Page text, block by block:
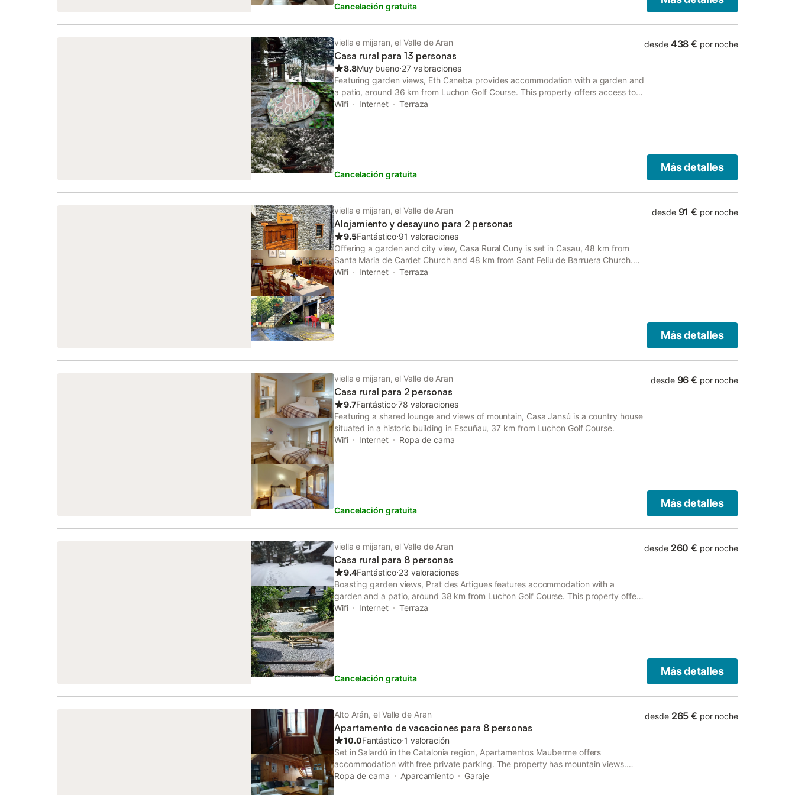
Cancelación gratuita
viella e mijaran, el Valle de Aran
Casa rural para 13 personas
8.8Muy bueno⋅27 valoraciones
Featuring garden views, Eth Caneba provides accommodation with a garden and
a patio, around 36 km from Luchon Golf Course. This property offers access to a
terrace, a pool table, and free WiFi.
Wifi Internet Terraza
Cancelación gratuita
desde 438 € por noche
Más detalles
viella e mijaran, el Valle de Aran
Alojamiento y desayuno para 2 personas
9.5Fantástico⋅91 valoraciones
Offering a garden and city view, Casa Rural Cuny is set in Casau, 48 km from
Santa Maria de Cardet Church and 48 km from Sant Feliu de Barruera Church.
The property has mountain and garden views, and is 37 km from Luchon Golf
Wifi Internet Terraza
desde 91 € por noche
Más detalles
viella e mijaran, el Valle de Aran
Casa rural para 2 personas
9.7Fantástico⋅78 valoraciones
Featuring a shared lounge and views of mountain, Casa Jansú is a country house
situated in a historic building in Escuñau, 37 km from Luchon Golf Course.
Wifi
Internet Ropa de cama
Cancelación gratuita
desde 96 € por noche
Más detalles
viella e mijaran, el Valle de Aran
Casa rural para 8 personas
9.4Fantástico⋅23 valoraciones
Boasting garden views, Prat des Artigues features accommodation with a
garden and a patio, around 38 km from Luchon Golf Course. This property offers
access to a balcony, free private parking and free WiFi.
Wifi Internet Terraza
Cancelación gratuita
desde 260 € por noche
Más detalles
Alto Arán, el Valle de Aran
Apartamento de vacaciones para 8 personas
10.0Fantástico⋅1 valoración
Set in Salardú in the Catalonia region, Apartamentos Mauberme offers
accommodation with free private parking. The property has mountain views.
Guests can make use of free bikes.
Ropa de cama Aparcamiento Garaje
desde 265 € por noche